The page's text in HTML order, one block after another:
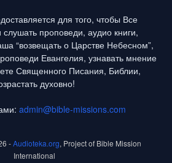
для того, чтобы Все
проповеди, аудио книги,
“возвещать о Царстве Небесном”,
Евангелия, узнавать мнение
Священного Писания, Библии,
духовно!
admin@bible-missions.com
-Audioteka.org, Project of Bible Mission
International